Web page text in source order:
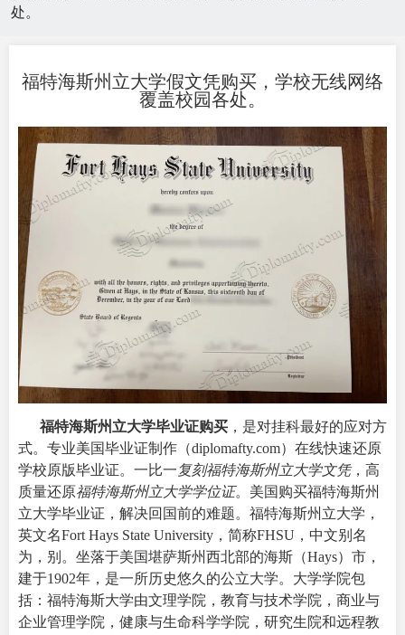
处。
福特海斯州立大学假文凭购买，学校无线网络
覆盖校园各处。
福特海斯州立大学毕业证购买 ，是对挂科最好的应对方
式。专业美国毕业证制作（diplomafty.com）在线快速还原
学校原版毕业证。一比一复刻福特海斯州立大学文凭，高
质量还原福特海斯州立大学学位证。美国购买福特海斯州
立大学毕业证，解决回国前的难题。福特海斯州立大学，
英文名Fort Hays State University ，简称FHSU，中文别名
为，别。坐落于美国堪萨斯州西北部的海斯（Hays）市，
建于1902年，是一所历史悠久的公立大学。大学学院包
括：福特海斯大学由文理学院，教育与技术学院，商业与
企业管理学院，健康与生命科学学院，研究生院和远程教